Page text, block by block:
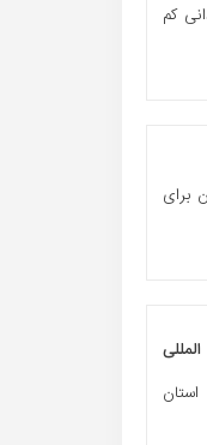
کم
برای